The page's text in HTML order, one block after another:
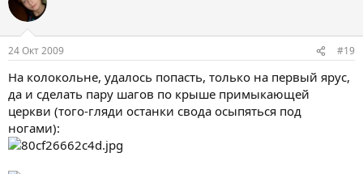
24 Окт 2009 #19
На колокольне, удалось попасть, только на первый ярус,
да и сделать пару шагов по крыше примыкающей
церкви (того-гляди останки свода осыпяться под
ногами):